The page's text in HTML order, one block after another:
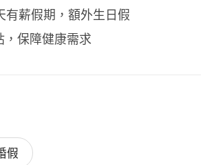
有薪假期，額外生日假
，保障健康需求
假